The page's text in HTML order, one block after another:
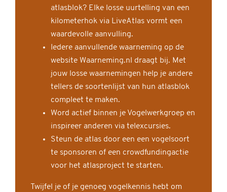
atlasblok? Elke losse uurtelling van een
kilometerhok via LiveAtlas vormt een
waardevolle aanvulling.
Iedere aanvullende waarneming op de
website Waarneming.nl draagt bij. Met
jouw losse waarnemingen help je andere
tellers de soortenlijst van hun atlasblok
compleet te maken.
Word actief binnen je Vogelwerkgroep en
inspireer anderen via telexcursies.
Steun de atlas door een een vogelsoort
te sponsoren of een crowdfundingactie
voor het atlasproject te starten.
Twijfel je of je genoeg vogelkennis hebt om